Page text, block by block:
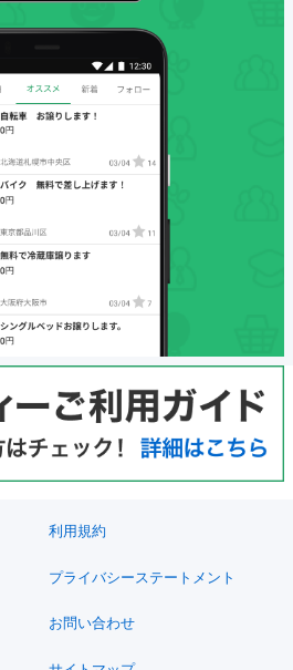
利用規約
プライバシーステートメント
お問い合わせ